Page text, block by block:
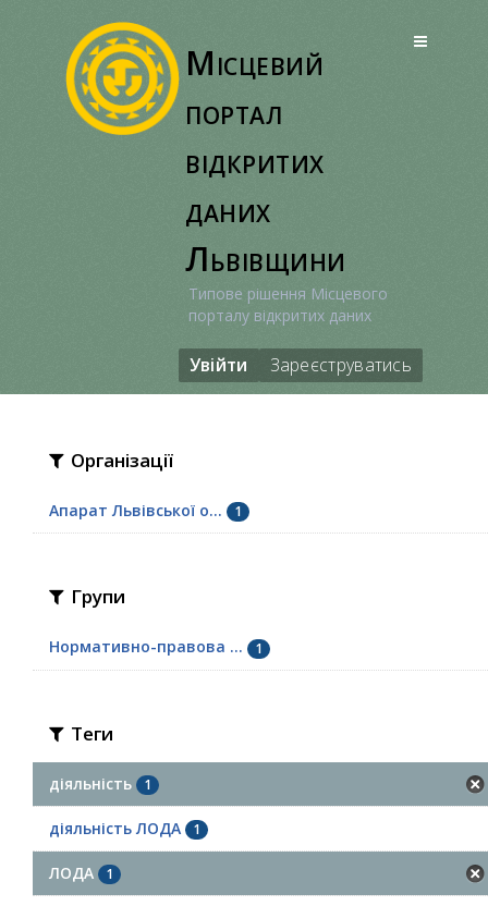
Місцевий
портал
відкритих
даних
Львівщини
Типове рішення Місцевого
порталу відкритих даних
Увійти Зареєструватись
Організації
Апарат Львівської о... 1
Групи
Нормативно-правова ... 1
Теги
діяльність 1
діяльність ЛОДА 1
ЛОДА 1